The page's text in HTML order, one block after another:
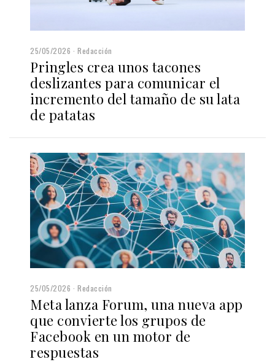
25/05/2026 Redacción
Pringles crea unos tacones
deslizantes para comunicar el
incremento del tamaño de su lata
de patatas
25/05/2026 Redacción
Meta lanza Forum, una nueva app
que convierte los grupos de
Facebook en un motor de
respuestas